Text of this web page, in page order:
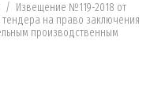
/ Извещение №119-2018 от
тендера на право заключения
производственным